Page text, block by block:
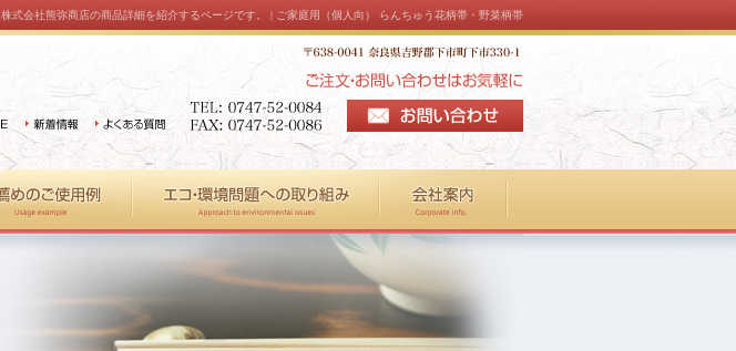
株式会社熊弥商店の商品詳細を紹介するページです。 | ご家庭用（個人向） らんちゅう花柄帯・野菜柄帯